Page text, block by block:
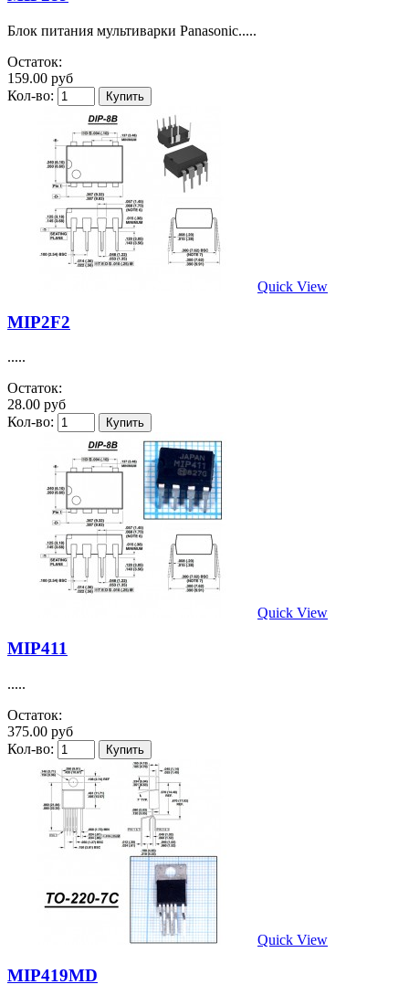
Блок питания мультиварки Panasonic.....
Остаток:
159.00 руб
Кол-во:
Quick View
MIP2F2
.....
Остаток:
28.00 руб
Кол-во:
Quick View
MIP411
.....
Остаток:
375.00 руб
Кол-во:
Quick View
MIP419MD